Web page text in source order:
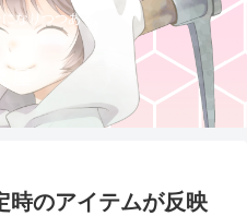
なりつつある。
屋
時のアイテムが反映